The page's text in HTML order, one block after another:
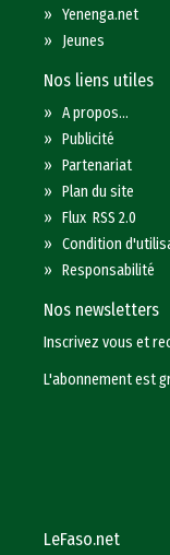
»Yenenga.net
» Jeunes
Nos liens utiles
»A propos...
»Publicité
»Partenariat
»Plan du site
»Flux RSS 2.0
»Condition
»Responsabilité
Nos newsletters
Inscrivez vous et
L'abonnement est
LeFaso.net